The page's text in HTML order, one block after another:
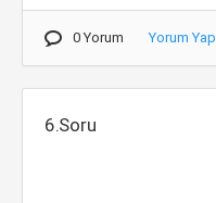
0 Yorum Yorum Yap
6.Soru